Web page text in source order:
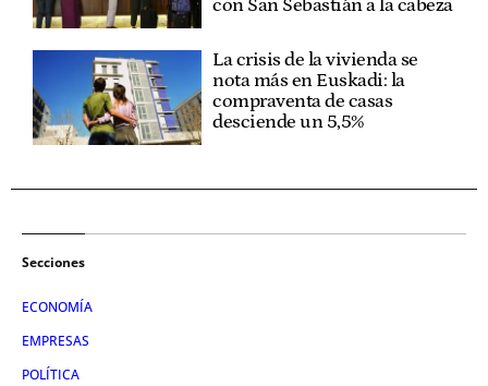
con San Sebastián a la cabeza
La crisis de la vivienda se
nota más en Euskadi: la
compraventa de casas
desciende un 5,5%
Secciones
ECONOMÍA
EMPRESAS
POLÍTICA